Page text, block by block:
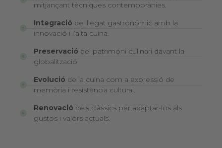
mitjançant tècniques contemporànies.
Integració del llegat gastronòmic amb la
innovació i l’alta cuina.
Preservació del patrimoni culinari davant la
globalització.
Evolució de la cuina com a expressió de
memòria i resistència cultural.
Renovació dels clàssics per adaptar-los als
gustos i valors actuals.